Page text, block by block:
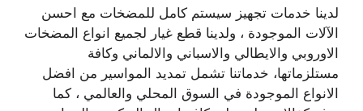
لدينا خدمات تجهيز سيستم كامل للمضخات مع احسن
الآلات الموجودة ، ولدينا قطع غيار لجميع انواع المضخات
الاوروبي والايطالي والاسباني والالماني وكافة
مستلزماتها، خدماتنا تشمل تمديد المواسير من افضل
الانواع الموجودة في السوق المحلي والعالمي ، كما